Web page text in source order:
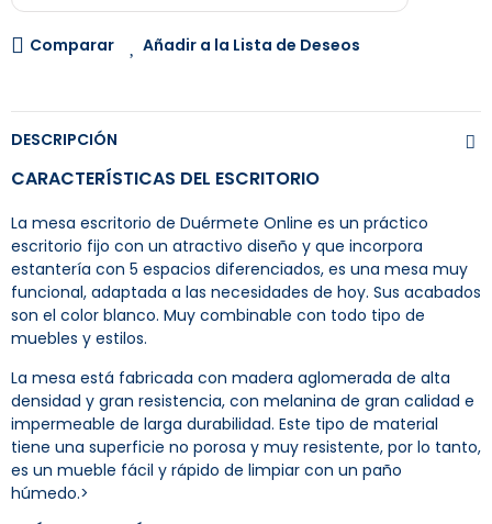
Comparar Añadir a la Lista de Deseos
DESCRIPCIÓN
CARACTERÍSTICAS DEL ESCRITORIO
La mesa escritorio de Duérmete Online es un práctico
escritorio fijo con un atractivo diseño y que incorpora
estantería con 5 espacios diferenciados, es una mesa muy
funcional, adaptada a las necesidades de hoy. Sus acabados
son el color blanco. Muy combinable con todo tipo de
muebles y estilos.
La mesa está fabricada con madera aglomerada de alta
densidad y gran resistencia, con melanina de gran calidad e
impermeable de larga durabilidad. Este tipo de material
tiene una superficie no porosa y muy resistente, por lo tanto,
es un mueble fácil y rápido de limpiar con un paño
húmedo.>